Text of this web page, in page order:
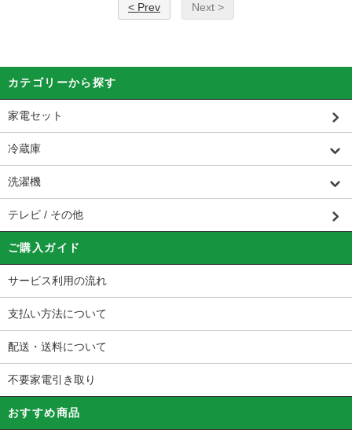
< Prev Next >
カテゴリーから探す
家電セット
冷蔵庫
洗濯機
テレビ / その他
ご購入ガイド
サービス利用の流れ
支払い方法について
配送・送料について
不要家電引き取り
おすすめ商品